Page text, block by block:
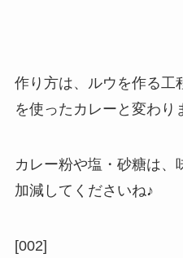
作り方は、ルウを作る工
を使ったカレーと変わり
カレー粉や塩・砂糖は、
加減してくださいね♪
[002]